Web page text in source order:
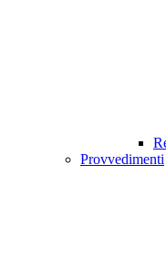
Provvedimenti